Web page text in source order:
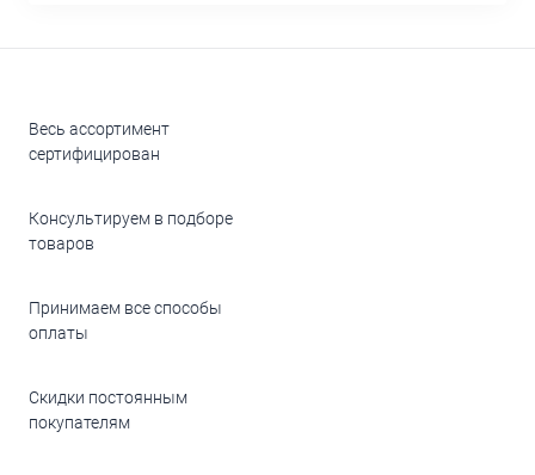
Весь ассортимент
сертифицирован
Консультируем в подборе
товаров
Принимаем все способы
оплаты
Скидки постоянным
покупателям